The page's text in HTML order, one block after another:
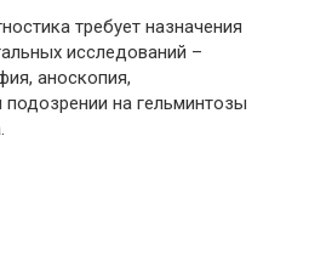
требует назначения
исследований –
аноскопия,
на гельминтозы